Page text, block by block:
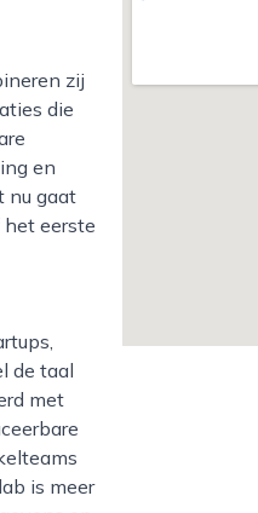
zij
die
en
nu gaat
eerste
de taal
met
is meer